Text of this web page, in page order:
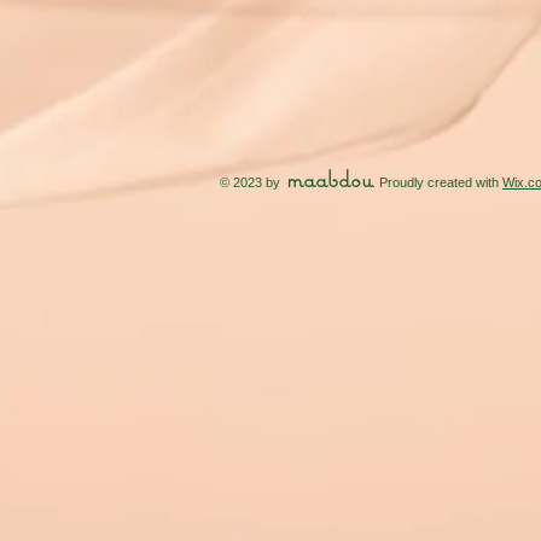
© 2023 by maabdou. Proudly created with